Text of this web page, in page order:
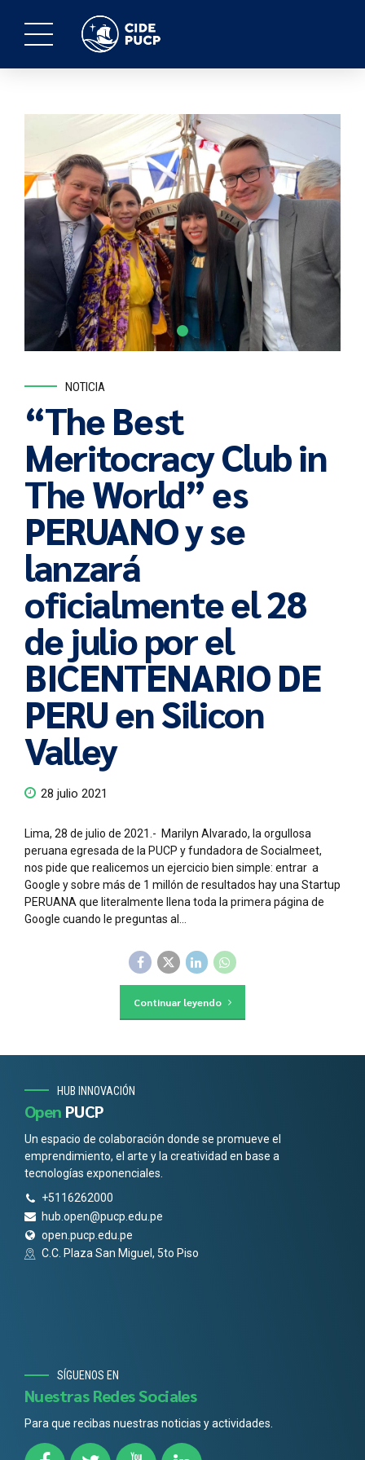
NOTICIA
“The Best
Meritocracy Club in
The World” es
PERUANO y se
lanzará
oficialmente el 28
de julio por el
BICENTENARIO DE
PERU en Silicon
Valley
28 julio 2021
Lima, 28 de julio de 2021.- Marilyn Alvarado, la orgullosa
peruana egresada de la PUCP y fundadora de Socialmeet,
nos pide que realicemos un ejercicio bien simple: entrar a
Google y sobre más de 1 millón de resultados hay una Startup
PERUANA que literalmente llena toda la primera página de
Google cuando le preguntas al...
Continuar leyendo
HUB INNOVACIÓN
Open PUCP
Un espacio de colaboración donde se promueve el
emprendimiento, el arte y la creatividad en base a
tecnologías exponenciales.
+5116262000
hub.open@pucp.edu.pe
open.pucp.edu.pe
C.C. Plaza San Miguel, 5to Piso
SÍGUENOS EN
Nuestras Redes Sociales
Para que recibas nuestras noticias y actividades.